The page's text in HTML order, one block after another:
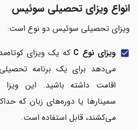
انواع ویزای تحصیلی سوئیس
ویزای تحصیلی سوئیس دو نوع است:
check_box ویزای نوع C
که یک ویزای
می‌دهد برای یک برنامه
اقامت داشته باشید. این ویزا
می‌کشند، قابل استفاده است.